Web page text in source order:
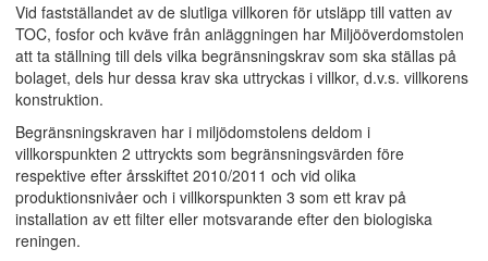
Vid fastställandet av de slutliga villkoren för utsläpp till vatten av
TOC, fosfor och kväve från anläggningen har Miljööverdomstolen
att ta ställning till dels vilka begränsningskrav som ska ställas på
bolaget, dels hur dessa krav ska uttryckas i villkor, d.v.s. villkorens
konstruktion.
Begränsningskraven har i miljödomstolens deldom i
villkorspunkten 2 uttryckts som begränsningsvärden före
respektive efter årsskiftet 2010/2011 och vid olika
produktionsnivåer och i villkorspunkten 3 som ett krav på
installation av ett filter eller motsvarande efter den biologiska
reningen.